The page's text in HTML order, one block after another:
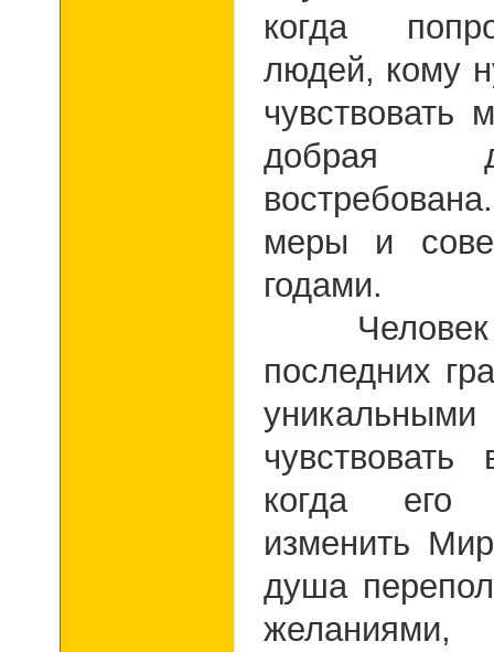
когда
людей, кому
чувствовать
добрая
меры и
годами.
Человек с
последних
когда его
изменить
душа